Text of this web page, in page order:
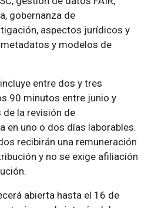
gobernanza de
aspectos jurídicos y
y modelos de
entre dos y tres
90 minutos entre junio y
la revisión de
en uno o dos días laborables.
recibirán una remuneración
y no se exige afiliación
abierta hasta el 16 de